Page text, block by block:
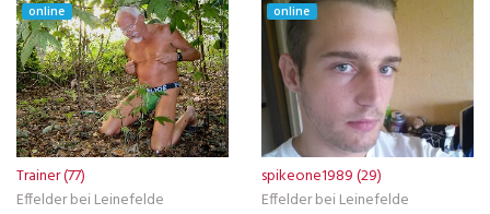
online
Trainer (77)
Effelder bei Leinefelde
online
spikeone1989 (29)
Effelder bei Leinefelde